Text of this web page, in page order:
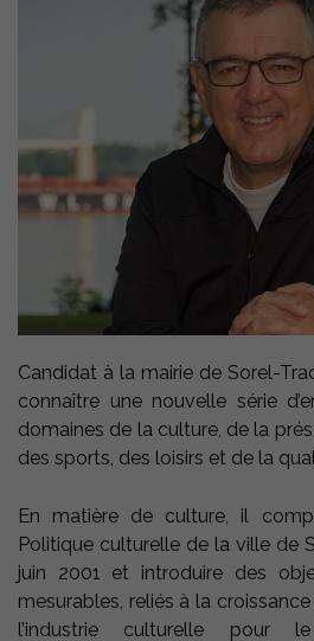
Candidat à la mairie de Sorel-
connaître une nouvelle série
domaines de la culture, de la
des sports, des loisirs et de la
En matière de culture, il
Politique culturelle de la ville de
juin 2001 et introduire des
mesurables, reliés à la
l’industrie culturelle pour